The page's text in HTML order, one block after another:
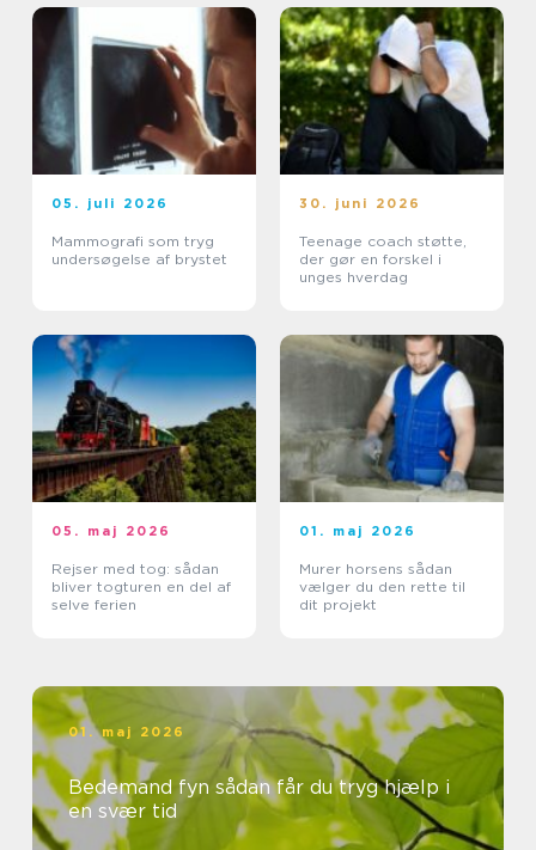
05. juli 2026
Mammografi som tryg
undersøgelse af brystet
30. juni 2026
Teenage coach støtte,
der gør en forskel i
unges hverdag
05. maj 2026
Rejser med tog: sådan
bliver togturen en del af
selve ferien
01. maj 2026
Murer horsens sådan
vælger du den rette til
dit projekt
01. maj 2026
Bedemand fyn sådan får du tryg hjælp i
en svær tid